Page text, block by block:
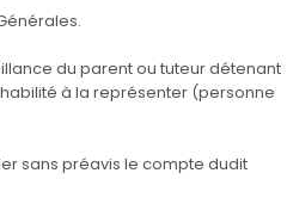
du parent ou tuteur détenant
à la représenter (personne
sans préavis le compte dudit